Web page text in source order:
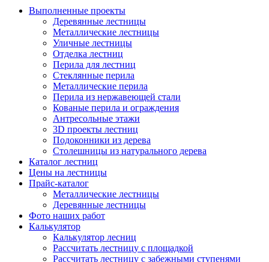
Выполненные проекты
Деревянные лестницы
Металлические лестницы
Уличные лестницы
Отделка лестниц
Перила для лестниц
Стеклянные перила
Металлические перила
Перила из нержавеющей стали
Кованые перила и ограждения
Антресольные этажи
3D проекты лестниц
Подоконники из дерева
Столешницы из натурального дерева
Каталог лестниц
Цены на лестницы
Прайс-каталог
Металлические лестницы
Деревянные лестницы
Фото наших работ
Калькулятор
Калькулятор лесниц
Рассчитать лестницу с площадкой
Рассчитать лестницу с забежными ступенями